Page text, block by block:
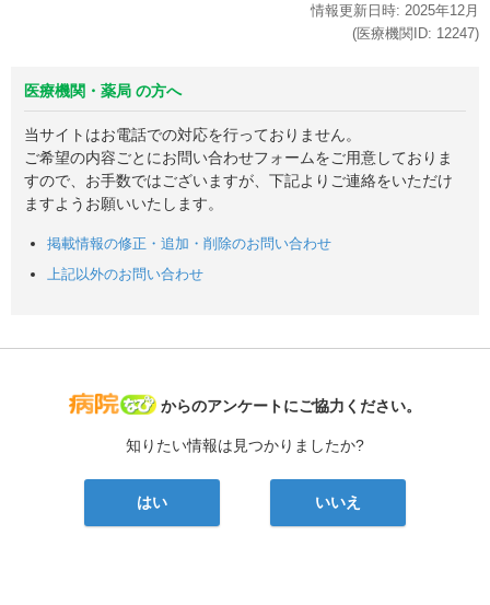
情報更新日時: 2025年12月
(医療機関ID: 12247)
医療機関・薬局 の方へ
当サイトはお電話での対応を行っておりません。
ご希望の内容ごとにお問い合わせフォームをご用意しておりま
すので、お手数ではございますが、下記よりご連絡をいただけ
ますようお願いいたします。
掲載情報の修正・追加・削除のお問い合わせ
上記以外のお問い合わせ
病院なび
からのアンケートにご協力ください。
知りたい情報は見つかりましたか?
はい いいえ